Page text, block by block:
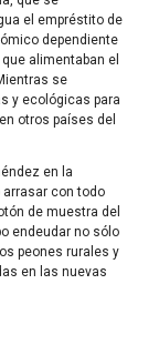
el empréstito de
dependiente
alimentaban el
se
y ecológicas para
otros países del
en la
arrasar con todo
de muestra del
endeudar no sólo
peones rurales y
en las nuevas